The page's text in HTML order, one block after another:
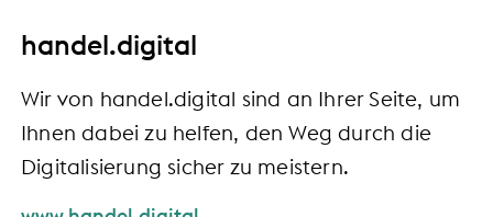
handel.digital
Wir von handel.digital sind an Ihrer Seite, um
Ihnen dabei zu helfen, den Weg durch die
Digitalisierung sicher zu meistern.